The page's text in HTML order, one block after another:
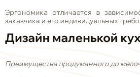
Эргономика отличается в
заказчика и его индивидуальных
Дизайн маленькой
Преимущества продуманного до